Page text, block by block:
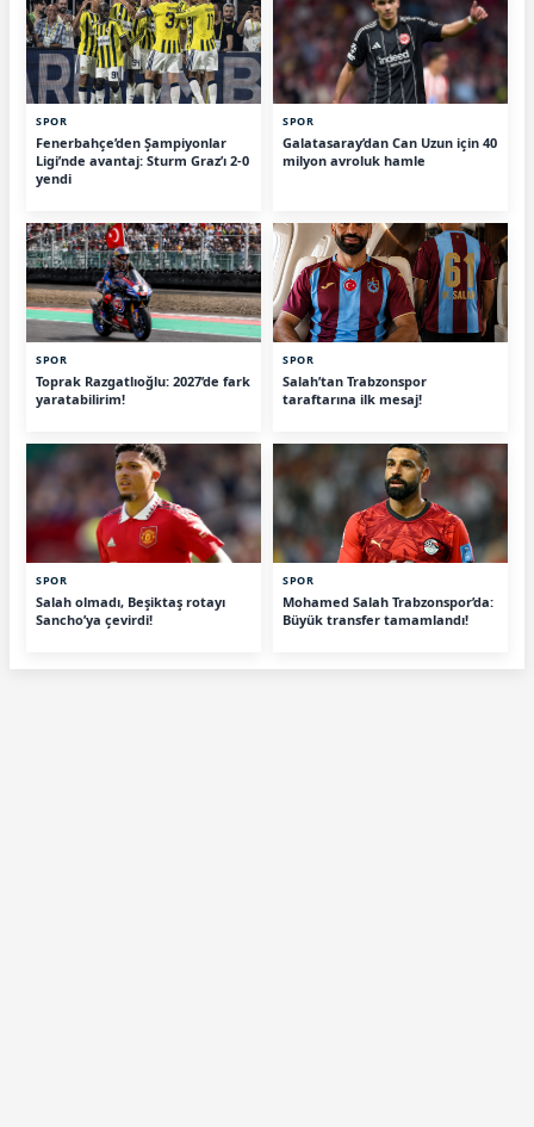
SPOR
Fenerbahçe’den Şampiyonlar
Ligi’nde avantaj: Sturm Graz’ı 2-0
yendi
SPOR
Galatasaray’dan Can Uzun için 40
milyon avroluk hamle
SPOR
Toprak Razgatlıoğlu: 2027’de fark
yaratabilirim!
SPOR
Salah’tan Trabzonspor
taraftarına ilk mesaj!
SPOR
Salah olmadı, Beşiktaş rotayı
Sancho’ya çevirdi!
SPOR
Mohamed Salah Trabzonspor’da:
Büyük transfer tamamlandı!